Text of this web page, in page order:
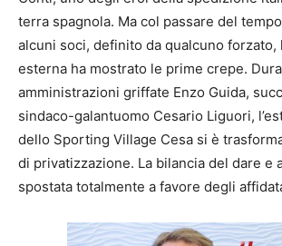
terra spagnola. Ma col passare del
alcuni soci, definito da qualcuno forzato,
esterna ha mostrato le prime crepe.
amministrazioni griffate Enzo Guida,
sindaco-galantuomo Cesario Liguori,
dello Sporting Village Cesa si è
di privatizzazione. La bilancia del dare e
spostata totalmente a favore degli